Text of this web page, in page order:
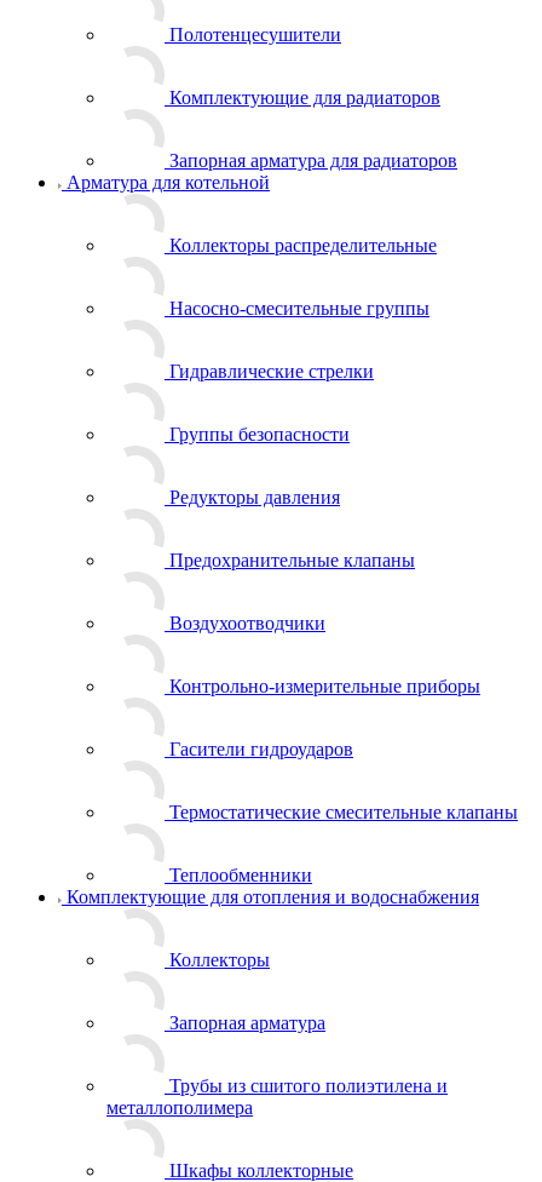
Полотенцесушители
Комплектующие для радиаторов
Запорная арматура для радиаторов
Арматура для котельной
Коллекторы распределительные
Насосно-смесительные группы
Гидравлические стрелки
Группы безопасности
Редукторы давления
Предохранительные клапаны
Воздухоотводчики
Контрольно-измерительные приборы
Гасители гидроударов
Термостатические смесительные клапаны
Теплообменники
Комплектующие для отопления и водоснабжения
Коллекторы
Запорная арматура
Трубы из сшитого полиэтилена и
металлополимера
Шкафы коллекторные